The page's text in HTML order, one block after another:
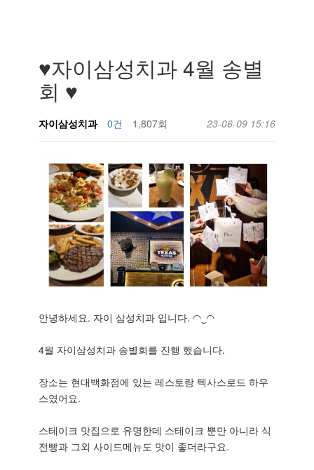
♥자이삼성치과 4월 송별
회 ♥
자이삼성치과 0건 1,807회 23-06-09 15:16
안녕하세요. 자이 삼성치과 입니다. ◠‿◠
4월 자이삼성치과 송별회를 진행 했습니다.
장소는 현대백화점에 있는 레스토랑 텍사스로드 하우
스였어요.
스테이크 맛집으로 유명한데 스테이크 뿐만 아니라 식
전빵과 그외 사이드메뉴도 맛이 좋더라구요.